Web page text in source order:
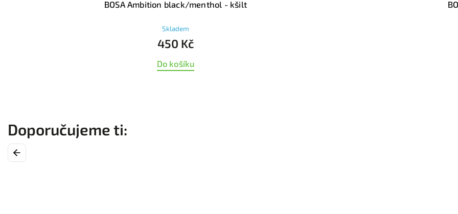
BOSA Ambition black/menthol - kšilt
Skladem
450 Kč
Do košíku
Previous